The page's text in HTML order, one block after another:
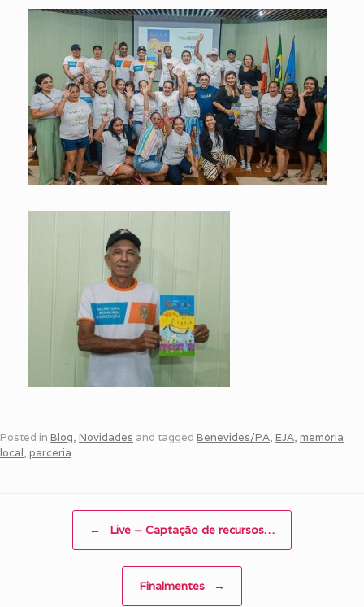
Posted in Blog, Novidades and tagged Benevides/PA, EJA, memória
local, parceria.
← Live – Captação de recursos…
Finalmentes →